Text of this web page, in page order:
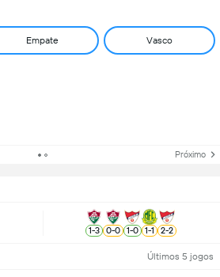
Empate Vasco
Próximo
1-3 0-0 1-0 1-1 2-2
Últimos 5 jogos